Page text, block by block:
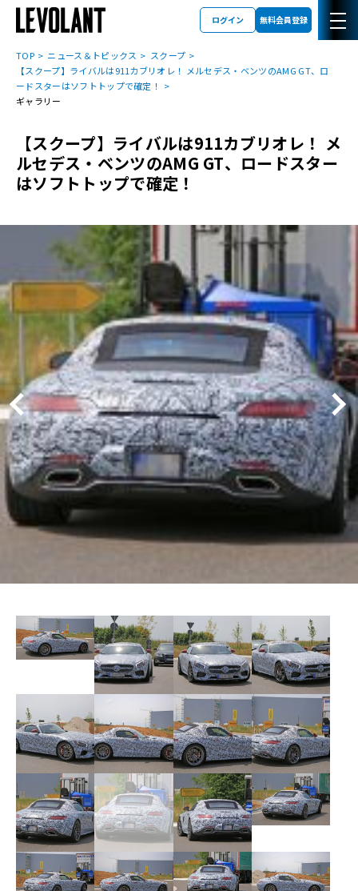
ログイン 無料会員登録
TOP ニュース＆トピックス
スクープ
【スクープ】ライバルは911カブリオレ！ メルセデス・ベンツのAMG GT、ロ
ードスターはソフトトップで確定！
ギャラリー
【スクープ】ライバルは911カブリオレ！ メ
ルセデス・ベンツのAMG GT、ロードスター
はソフトトップで確定！